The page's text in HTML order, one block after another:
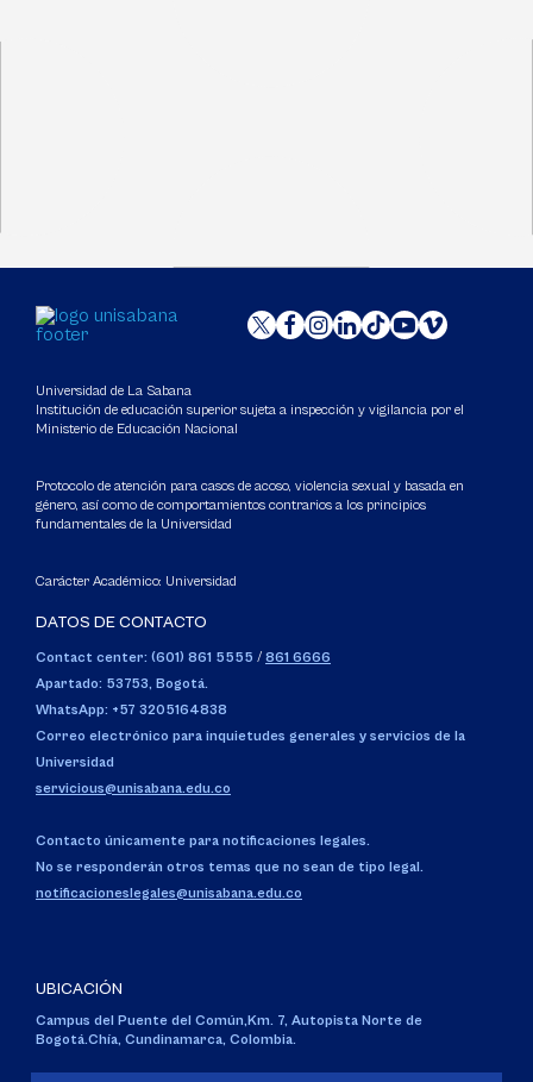
Universidad de La Sabana
Institución de educación superior sujeta a inspección y vigilancia por el
Ministerio de Educación Nacional
Protocolo de atención para casos de acoso, violencia sexual y basada en
género, así como de comportamientos contrarios a los principios
fundamentales de la Universidad
Carácter Académico: Universidad
DATOS DE CONTACTO
Contact center: (601) 861 5555 / 861 6666
Apartado: 53753, Bogotá.
WhatsApp: +57 3205164838
Correo electrónico para inquietudes generales y servicios de la
Universidad
servicious@unisabana.edu.co
Contacto únicamente para notificaciones legales.
No se responderán otros temas que no sean de tipo legal.
notificacioneslegales@unisabana.edu.co
UBICACIÓN
Campus del Puente del Común,Km. 7, Autopista Norte de
Bogotá.Chía, Cundinamarca, Colombia.